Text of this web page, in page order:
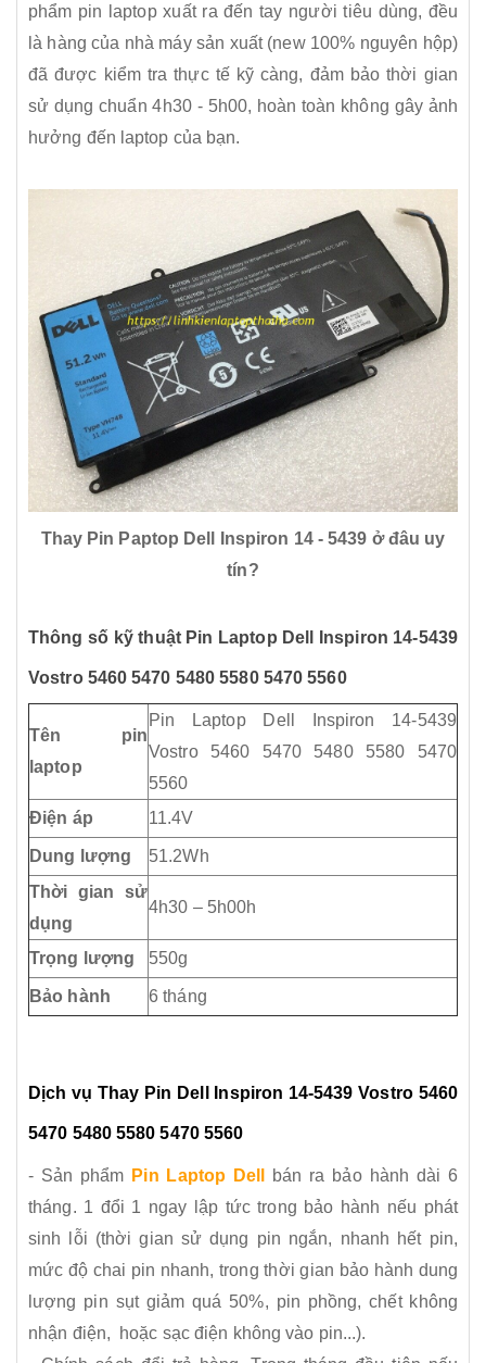
phẩm pin laptop xuất ra đến tay người tiêu dùng, đều
là hàng của nhà máy sản xuất (new 100% nguyên hộp)
đã được kiểm tra thực tế kỹ càng, đảm bảo thời gian
sử dụng chuẩn 4h30 - 5h00, hoàn toàn không gây ảnh
hưởng đến laptop của bạn.
Thay Pin Paptop Dell Inspiron 14 - 5439 ở đâu uy
tín?
Thông số kỹ thuật Pin Laptop Dell Inspiron 14-5439
Vostro 5460 5470 5480 5580 5470 5560
Tên pin
laptop
Pin Laptop Dell Inspiron 14-5439
Vostro 5460 5470 5480 5580 5470
5560
Điện áp
11.4V
Dung lượng
51.2Wh
Thời gian sử
dụng
4h30 – 5h00h
Trọng lượng 550g
Bảo hành 6 tháng
Dịch vụ Thay Pin Dell Inspiron 14-5439 Vostro 5460
5470 5480 5580 5470 5560
- Sản phẩm Pin Laptop Dell
bán ra bảo hành dài 6
tháng. 1 đổi 1 ngay lập tức trong bảo hành nếu phát
sinh lỗi (thời gian sử dụng pin ngắn, nhanh hết pin,
mức độ chai pin nhanh, trong thời gian bảo hành dung
lượng pin sụt giảm quá 50%, pin phồng, chết không
nhận điện, hoặc sạc điện không vào pin...).